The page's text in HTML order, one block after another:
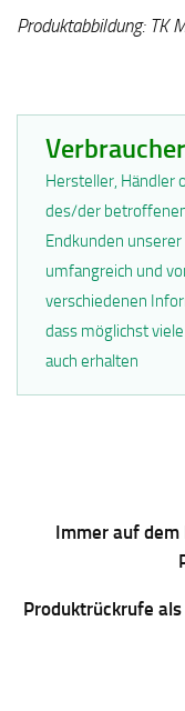
Produktabbildung: TK
Hersteller, Händler
des/der
Endkunden
umfangreich und
verschiedenen
dass möglichst
auch erhalten
Immer auf dem
Produktrückrufe